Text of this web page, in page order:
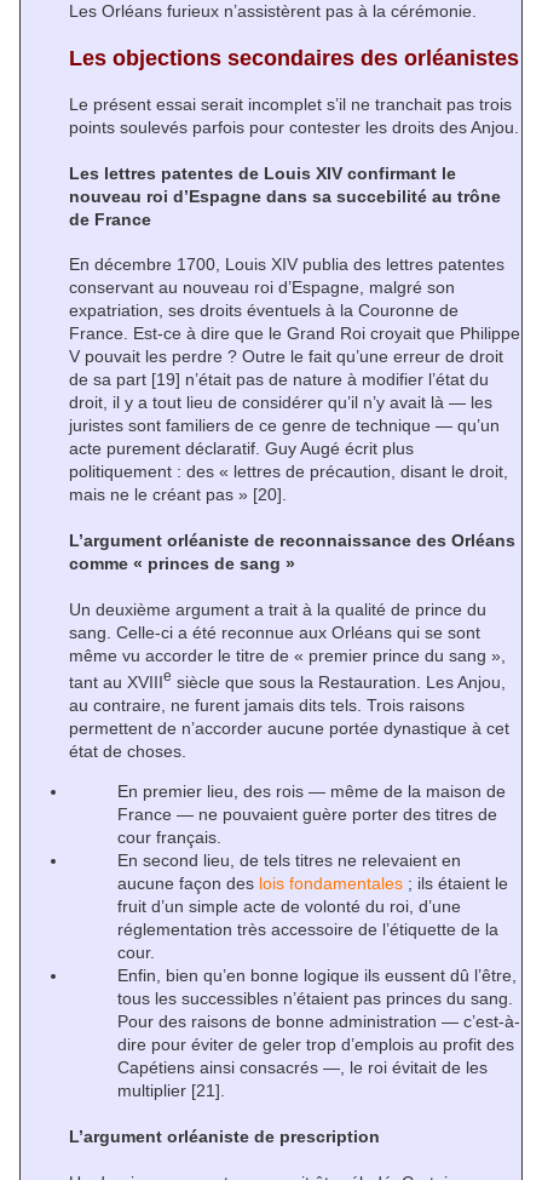
Les Orléans furieux n’assistèrent pas à la cérémonie.
Les objections secondaires des orléanistes
Le présent essai serait incomplet s’il ne tranchait pas trois
points soulevés parfois pour contester les droits des Anjou.
Les lettres patentes de Louis XIV confirmant le
nouveau roi d’Espagne dans sa succebilité au trône
de France
En décembre 1700, Louis XIV publia des lettres patentes
conservant au nouveau roi d’Espagne, malgré son
expatriation, ses droits éventuels à la Couronne de
France. Est-ce à dire que le Grand Roi croyait que Philippe
V pouvait les perdre ? Outre le fait qu’une erreur de droit
de sa part [19] n’était pas de nature à modifier l’état du
droit, il y a tout lieu de considérer qu’il n’y avait là — les
juristes sont familiers de ce genre de technique — qu’un
acte purement déclaratif. Guy Augé écrit plus
politiquement : des « lettres de précaution, disant le droit,
mais ne le créant pas » [20].
L’argument orléaniste de reconnaissance des Orléans
comme « princes de sang »
Un deuxième argument a trait à la qualité de prince du
sang. Celle-ci a été reconnue aux Orléans qui se sont
même vu accorder le titre de « premier prince du sang »,
tant au XVIIIe siècle que sous la Restauration. Les Anjou,
au contraire, ne furent jamais dits tels. Trois raisons
permettent de n’accorder aucune portée dynastique à cet
état de choses.
En premier lieu, des rois — même de la maison de
France — ne pouvaient guère porter des titres de
cour français.
En second lieu, de tels titres ne relevaient en
aucune façon des lois fondamentales ; ils étaient le
fruit d’un simple acte de volonté du roi, d’une
réglementation très accessoire de l’étiquette de la
cour.
Enfin, bien qu’en bonne logique ils eussent dû l’être,
tous les successibles n’étaient pas princes du sang.
Pour des raisons de bonne administration — c’est-à-
dire pour éviter de geler trop d’emplois au profit des
Capétiens ainsi consacrés —, le roi évitait de les
multiplier [21].
L’argument orléaniste de prescription